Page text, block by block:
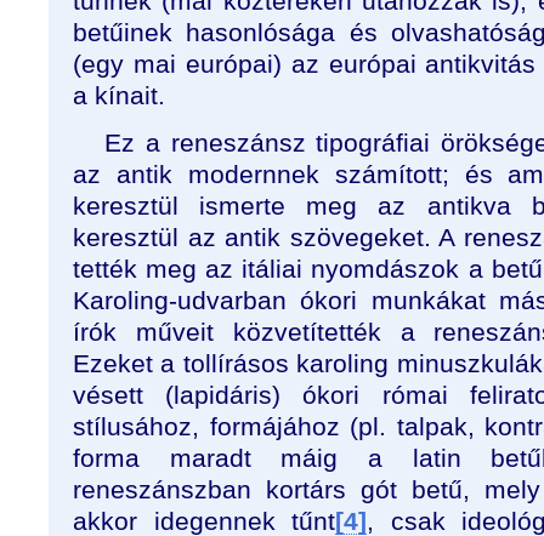
betűinek hasonlósága és
(egy mai európai) az európai
a kínait.
Ez a reneszánsz tipográfiai
az antik modernnek számított; és
keresztül ismerte meg az antikva
keresztül az antik szövegeket. A
tették meg az itáliai nyomdászok a
Karoling-udvarban ókori munkákat
írók műveit közvetítették a
Ezeket a tollírásos karoling
vésett (lapidáris) ókori római
stílusához, formájához (pl. talpak,
forma maradt máig a latin
reneszánszban kortárs gót betű,
akkor idegennek tűnt[4], csak